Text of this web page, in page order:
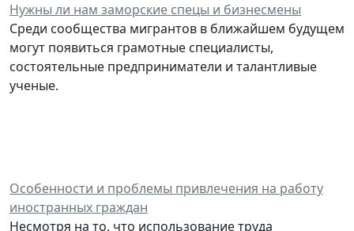
Нужны ли нам заморские спецы и бизнесмены
Среди сообщества мигрантов в ближайшем будущем
могут появиться грамотные специалисты,
состоятельные предприниматели и талантливые
ученые.
Особенности и проблемы привлечения на работу
иностранных граждан
Несмотря на то, что использование труда